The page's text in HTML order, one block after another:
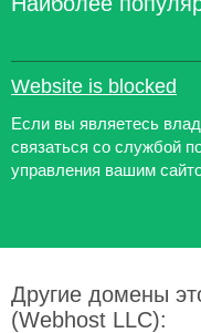
Website is blocked
Если вы являетесь
связаться со службой
управления вашим
Другие домены
(Webhost LLC):